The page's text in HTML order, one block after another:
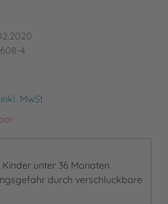
4
inkl. MwSt
unter 36 Monaten
durch verschluckbare